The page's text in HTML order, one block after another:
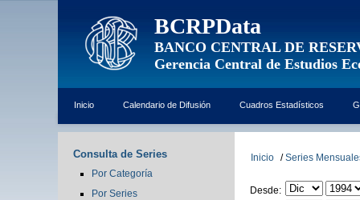
BCRPData
BANCO CENTRAL DE
Gerencia Central de Estudios
Inicio Calendario de Difusión Cuadros Estadísticos
Consulta de Series
Por Categoría
Por Series
Inicio / Series
Desde: